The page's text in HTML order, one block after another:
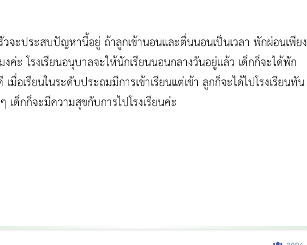
จะประสบปัญหานี้อยู่ ถ้าลูกเข้านอนและตื่นนอนเป็นเวลา พักผ่อนเพียง
ะ โรงเรียนอนุบาลจะให้นักเรียนนอนกลางวันอยู่แล้ว เด็กก็จะได้พัก
อเรียนในระดับประถมมีการเข้าเรียนแต่เช้า ลูกก็จะได้ไปโรงเรียนทัน
ด็กก็จะมีความสุขกับการไปโรงเรียนค่ะ